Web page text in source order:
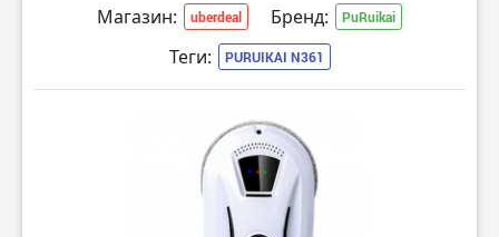
Магазин: uberdeal Бренд: PuRuikai
Теги: PURUIKAI N361